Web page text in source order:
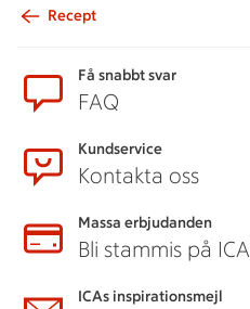
Recept
Få snabbt svar
FAQ
Kundservice
Kontakta oss
Massa erbjudanden
Bli stammis på ICA
ICAs inspirationsmejl